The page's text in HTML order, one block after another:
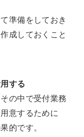
準備をしておき
成しておくこと
する
の中で受付業務
意するために
的です。